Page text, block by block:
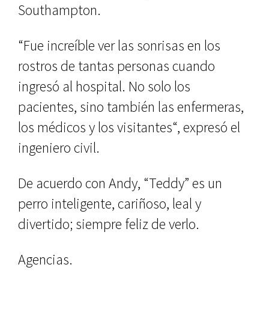
Southampton.
“Fue increíble ver las sonrisas en los
rostros de tantas personas cuando
ingresó al hospital. No solo los
pacientes, sino también las enfermeras,
los médicos y los visitantes“, expresó el
ingeniero civil.
De acuerdo con Andy, “Teddy” es un
perro inteligente, cariñoso, leal y
divertido; siempre feliz de verlo.
Agencias.